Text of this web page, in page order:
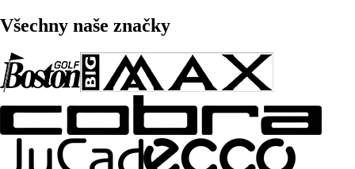
Všechny naše značky